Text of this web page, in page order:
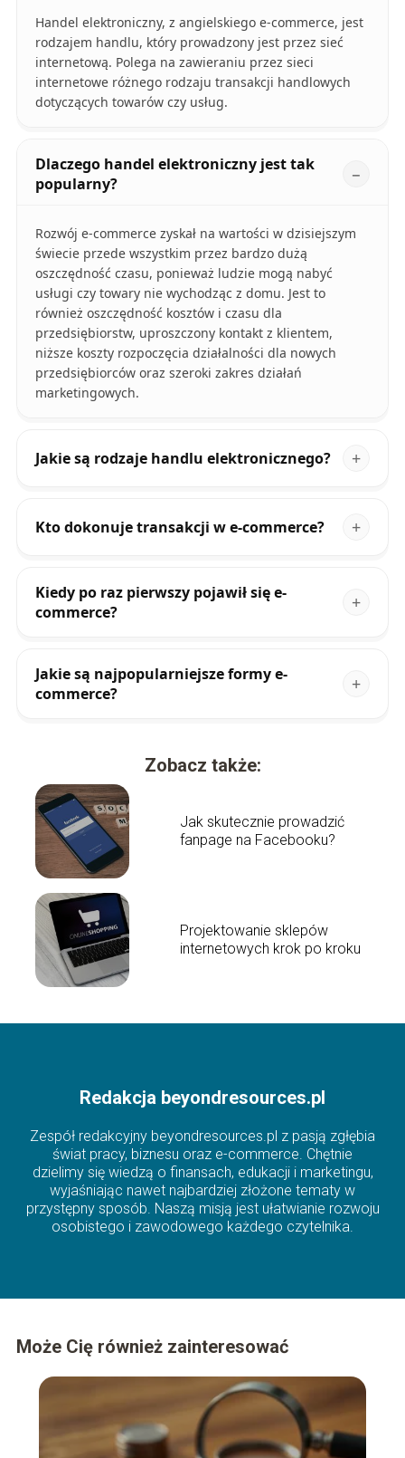
Handel elektroniczny, z angielskiego e-commerce, jest
rodzajem handlu, który prowadzony jest przez sieć
internetową. Polega na zawieraniu przez sieci
internetowe różnego rodzaju transakcji handlowych
dotyczących towarów czy usług.
Dlaczego handel elektroniczny jest tak
popularny?
Rozwój e-commerce zyskał na wartości w dzisiejszym
świecie przede wszystkim przez bardzo dużą
oszczędność czasu, ponieważ ludzie mogą nabyć
usługi czy towary nie wychodząc z domu. Jest to
również oszczędność kosztów i czasu dla
przedsiębiorstw, uproszczony kontakt z klientem,
niższe koszty rozpoczęcia działalności dla nowych
przedsiębiorców oraz szeroki zakres działań
marketingowych.
Jakie są rodzaje handlu elektronicznego?
Kto dokonuje transakcji w e-commerce?
Kiedy po raz pierwszy pojawił się e-
commerce?
Jakie są najpopularniejsze formy e-
commerce?
Zobacz także:
Jak skutecznie prowadzić
fanpage na Facebooku?
Projektowanie sklepów
internetowych krok po kroku
Redakcja beyondresources.pl
Zespół redakcyjny beyondresources.pl z pasją zgłębia
świat pracy, biznesu oraz e-commerce. Chętnie
dzielimy się wiedzą o finansach, edukacji i marketingu,
wyjaśniając nawet najbardziej złożone tematy w
przystępny sposób. Naszą misją jest ułatwianie rozwoju
osobistego i zawodowego każdego czytelnika.
Może Cię również zainteresować